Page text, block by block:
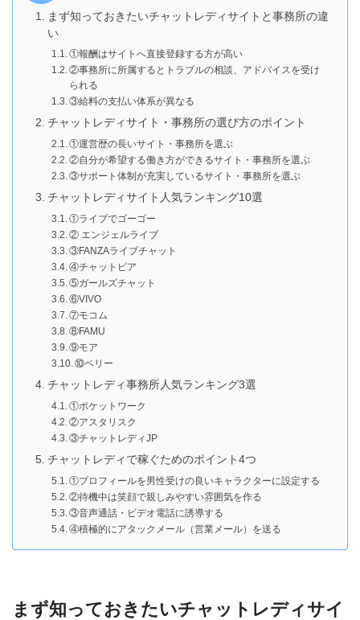
まず知っておきたいチャットレディサイトと事務所の違
い
①報酬はサイトへ直接登録する方が高い
②事務所に所属するとトラブルの相談、アドバイスを受け
られる
③給料の支払い体系が異なる
チャットレディサイト・事務所の選び方のポイント
①運営歴の長いサイト・事務所を選ぶ
②自分が希望する働き方ができるサイト・事務所を選ぶ
③サポート体制が充実しているサイト・事務所を選ぶ
チャットレディサイト人気ランキング10選
①ライブでゴーゴー
② エンジェルライブ
③FANZAライブチャット
④チャットピア
⑤ガールズチャット
⑥VIVO
⑦モコム
⑧FAMU
⑨モア
⑩ベリー
チャットレディ事務所人気ランキング3選
①ポケットワーク
②アスタリスク
③チャットレディJP
チャットレディで稼ぐためのポイント4つ
①プロフィールを男性受けの良いキャラクターに設定する
②待機中は笑顔で親しみやすい雰囲気を作る
③音声通話・ビデオ電話に誘導する
④積極的にアタックメール（営業メール）を送る
まず知っておきたいチャットレディサイ